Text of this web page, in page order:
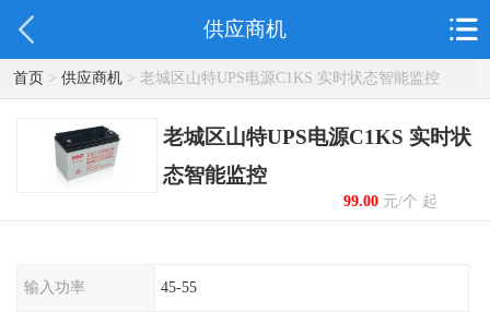
供应商机
首页> 供应商机> 老城区山特UPS电源C1KS 实时状态智能监控
老城区山特UPS电源C1KS 实时状
态智能监控
99.00元/个 起
输入功率 45-55